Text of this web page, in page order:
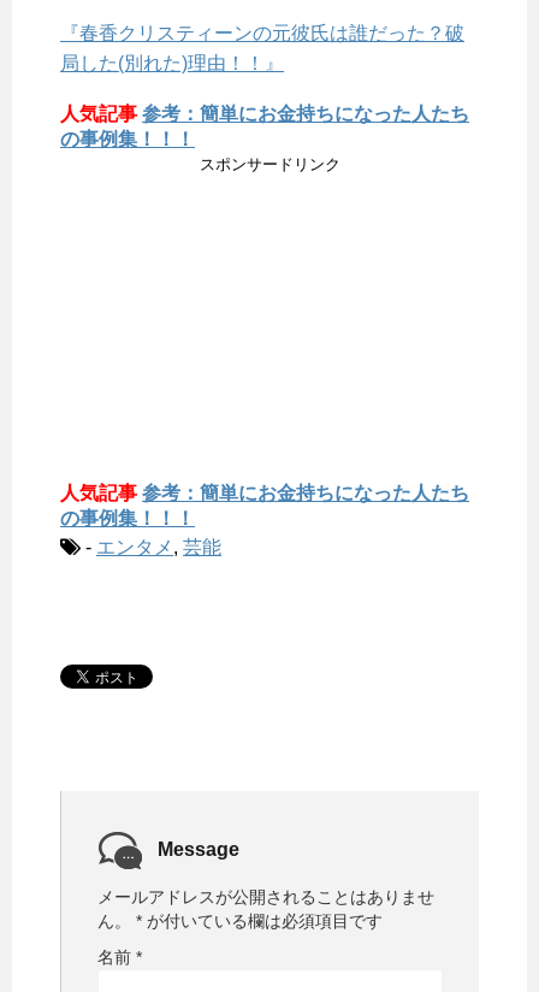
『春香クリスティーンの元彼氏は誰だった？破
局した(別れた)理由！！』
人気記事 参考：簡単にお金持ちになった人たち
の事例集！！！
スポンサードリンク
人気記事 参考：簡単にお金持ちになった人たち
の事例集！！！
- エンタメ , 芸能
Message
メールアドレスが公開されることはありませ
ん。
* が付いている欄は必須項目です
名前 *